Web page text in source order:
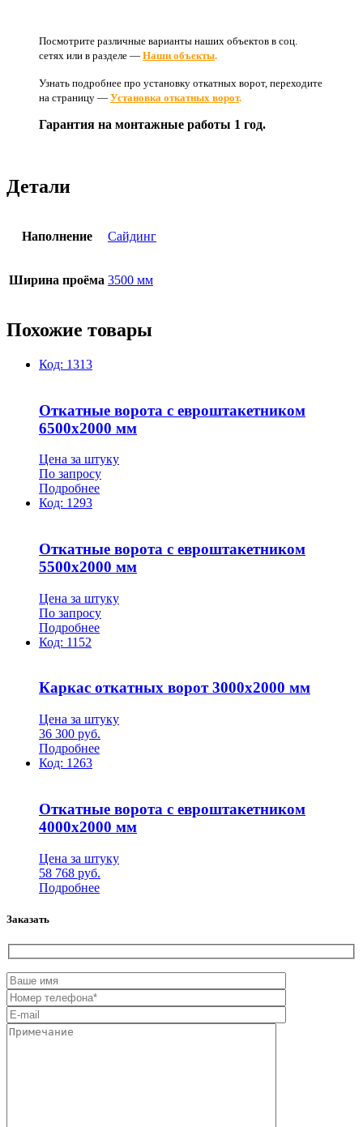
Посмотрите различные варианты наших объектов в соц.
сетях или в разделе — Наши объекты.
Узнать подробнее про установку откатных ворот, переходите
на страницу — Установка откатных ворот.
Гарантия на монтажные работы 1 год.
Детали
Наполнение Сайдинг
Ширина проёма 3500 мм
Похожие товары
Код: 1313
Откатные ворота с евроштакетником
6500х2000 мм
Цена за штуку
По запросу
Подробнее
Код: 1293
Откатные ворота с евроштакетником
5500х2000 мм
Цена за штуку
По запросу
Подробнее
Код: 1152
Каркас откатных ворот 3000х2000 мм
Цена за штуку
36 300 руб.
Подробнее
Код: 1263
Откатные ворота с евроштакетником
4000х2000 мм
Цена за штуку
58 768 руб.
Подробнее
Заказать